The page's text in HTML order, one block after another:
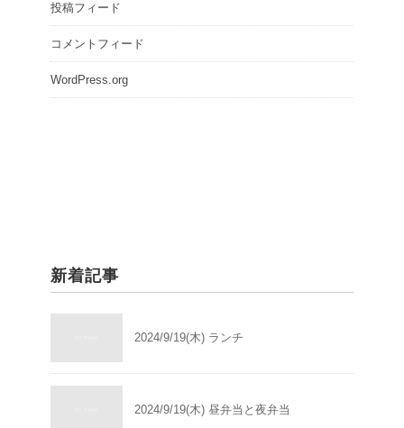
投稿フィード
コメントフィード
WordPress.org
新着記事
2024/9/19(木) ランチ
2024/9/19(木) 昼弁当と夜弁当